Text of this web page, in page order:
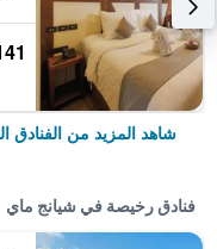
شاهد المزيد من الفنادق
فنادق رخيصة في شيانج ماي